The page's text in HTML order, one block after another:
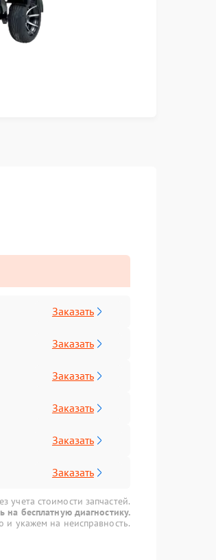
Заказать
Заказать
Заказать
Заказать
Заказать
Заказать
учета стоимости запчастей.
на бесплатную диагностику.
укажем на неисправность.